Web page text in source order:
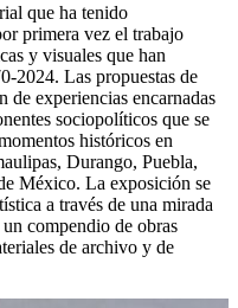
que ha tenido
primera vez el trabajo
y visuales que han
2024. Las propuestas de
de experiencias encarnadas
sociopolíticos que se
históricos en
Durango, Puebla,
México. La exposición se
a través de una mirada
compendio de obras
de archivo y de